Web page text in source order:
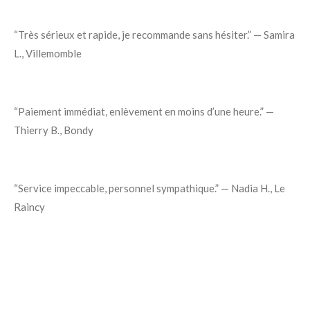
“Très sérieux et rapide, je recommande sans hésiter.” — Samira
L., Villemomble
“Paiement immédiat, enlèvement en moins d’une heure.” —
Thierry B., Bondy
“Service impeccable, personnel sympathique.” — Nadia H., Le
Raincy